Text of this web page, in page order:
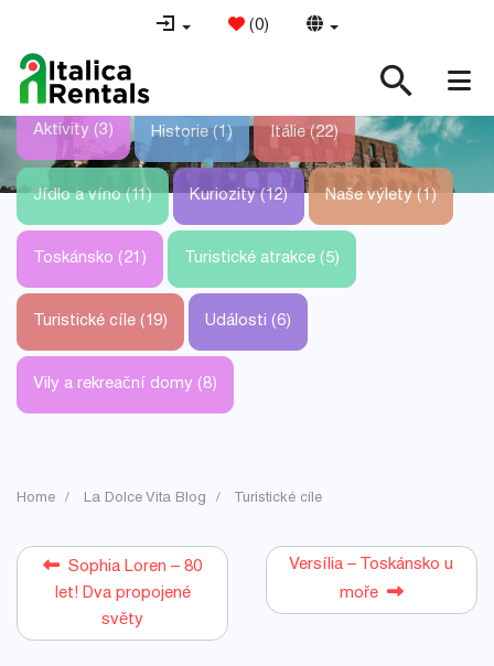
(0)
Aktivity (3) Historie (1) Itálie (22)
Jídlo a víno (11) Kuriozity (12) Naše výlety (1)
Toskánsko (21) Turistické atrakce (5)
Turistické cíle (19) Události (6)
Vily a rekreační domy (8)
Home La Dolce Vita Blog Turistické cíle
Sophia Loren – 80
let! Dva propojené
světy
Versília – Toskánsko u
moře